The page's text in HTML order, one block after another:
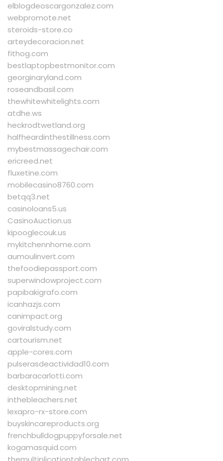
elblogdeoscargonzalez.com
webpromote.net
steroids-store.co
arteydecoracion.net
fithog.com
bestlaptopbestmonitor.com
georginaryland.com
roseandbasil.com
thewhitewhitelights.com
atdhe.ws
heckrodtwetland.org
halfheardinthestillness.com
mybestmassagechair.com
ericreed.net
fluxetine.com
mobilecasino8760.com
betqq3.net
casinoloans5.us
CasinoAuction.us
kipooglecouk.us
mykitchennhome.com
aumoulinvert.com
thefoodiepassport.com
superwindowproject.com
papibakigrafo.com
icanhazjs.com
canimpact.org
goviralstudy.com
cartourism.net
apple-cores.com
pulserasdeactividad10.com
barbaracarlotti.com
desktopmining.net
inthebleachers.net
lexapro-rx-store.com
buyskincareproducts.org
frenchbulldogpuppyforsale.net
kogamasquid.com